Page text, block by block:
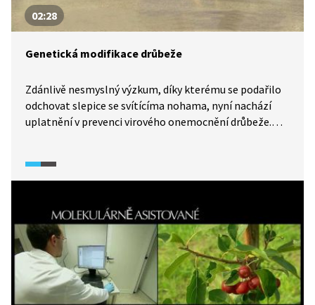
02:28
Genetická modifikace drůbeže
Zdánlivě nesmyslný výzkum, díky kterému se podařilo
odchovat slepice se svítícíma nohama, nyní nachází
uplatnění v prevenci virového onemocnění drůbeže.
leukóze. V EU zatím není možné geneticky
či Číně.